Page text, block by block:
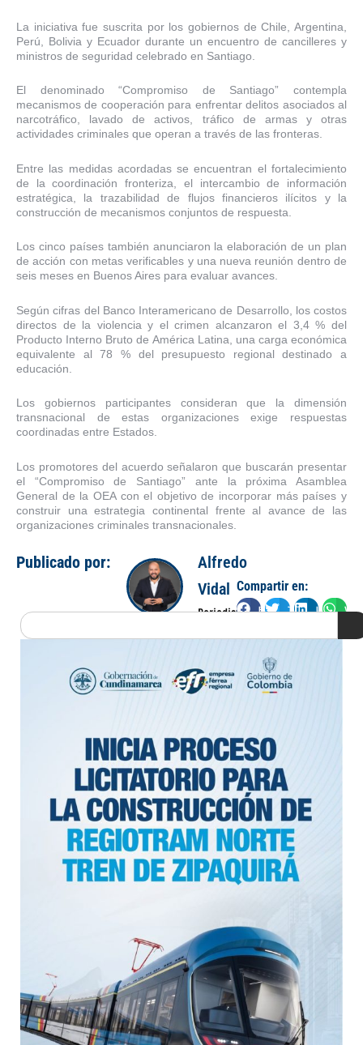
La iniciativa fue suscrita por los gobiernos de Chile, Argentina,
Perú, Bolivia y Ecuador durante un encuentro de cancilleres y
ministros de seguridad celebrado en Santiago.
El denominado “Compromiso de Santiago” contempla
mecanismos de cooperación para enfrentar delitos asociados al
narcotráfico, lavado de activos, tráfico de armas y otras
actividades criminales que operan a través de las fronteras.
Entre las medidas acordadas se encuentran el fortalecimiento
de la coordinación fronteriza, el intercambio de información
estratégica, la trazabilidad de flujos financieros ilícitos y la
construcción de mecanismos conjuntos de respuesta.
Los cinco países también anunciaron la elaboración de un plan
de acción con metas verificables y una nueva reunión dentro de
seis meses en Buenos Aires para evaluar avances.
Según cifras del Banco Interamericano de Desarrollo, los costos
directos de la violencia y el crimen alcanzaron el 3,4 % del
Producto Interno Bruto de América Latina, una carga económica
equivalente al 78 % del presupuesto regional destinado a
educación.
Los gobiernos participantes consideran que la dimensión
transnacional de estas organizaciones exige respuestas
coordinadas entre Estados.
Los promotores del acuerdo señalaron que buscarán presentar
el “Compromiso de Santiago” ante la próxima Asamblea
General de la OEA con el objetivo de incorporar más países y
construir una estrategia continental frente al avance de las
organizaciones criminales transnacionales.
Publicado por:
Alfredo
Vidal
Periodista
Compartir en:
FacebookTwitterLinkedIn
Search